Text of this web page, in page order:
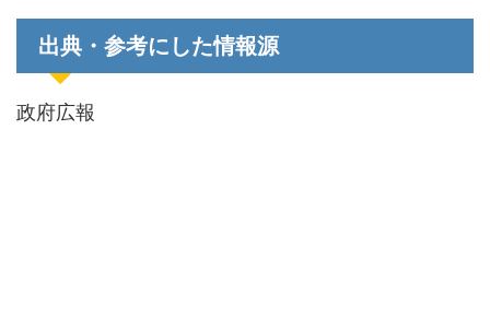
出典・参考にした情報源
政府広報